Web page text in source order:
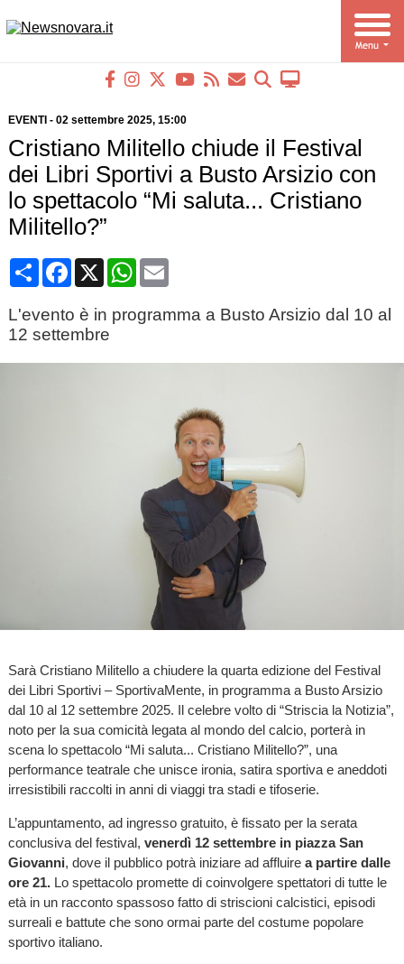
EVENTI - 02 settembre 2025, 15:00
Cristiano Militello chiude il Festival
dei Libri Sportivi a Busto Arsizio con
lo spettacolo “Mi saluta... Cristiano
Militello?”
CondividiFacebook
X WhatsApp
Email
L'evento è in programma a Busto Arsizio dal 10 al
12 settembre
Sarà Cristiano Militello a chiudere la quarta edizione del Festival
dei Libri Sportivi – SportivaMente, in programma a Busto Arsizio
dal 10 al 12 settembre 2025. Il celebre volto di “Striscia la Notizia”,
noto per la sua comicità legata al mondo del calcio, porterà in
scena lo spettacolo “Mi saluta... Cristiano Militello?”, una
performance teatrale che unisce ironia, satira sportiva e aneddoti
irresistibili raccolti in anni di viaggi tra stadi e tifoserie.
L’appuntamento, ad ingresso gratuito, è fissato per la serata
conclusiva del festival, venerdì 12 settembre in piazza San
Giovanni, dove il pubblico potrà iniziare ad affluire a partire dalle
ore 21.Lo spettacolo promette di coinvolgere spettatori di tutte le
età in un racconto spassoso fatto di striscioni calcistici, episodi
surreali e battute che sono ormai parte del costume popolare
sportivo italiano.